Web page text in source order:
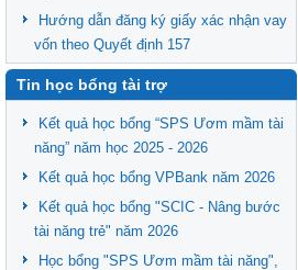
Hướng dẫn đăng ký giấy xác nhận vay
vốn theo Quyết định 157
Tin học bổng tài trợ
Kết quả học bổng “SPS Ươm mầm tài
năng” năm học 2025 - 2026
Kết quả học bổng VPBank năm 2026
Kết quả học bổng "SCIC - Nâng bước
tài năng trẻ" năm 2026
Học bổng "SPS Ươm mầm tài năng",